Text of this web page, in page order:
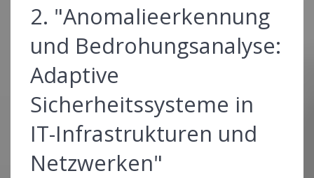
2. "Anomalieerkennung
und Bedrohungsanalyse:
Adaptive
Sicherheitssysteme in
IT-Infrastrukturen und
Netzwerken"